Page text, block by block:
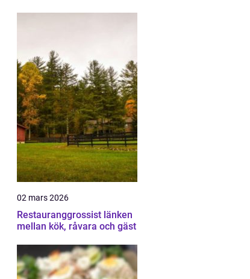
02 mars 2026
Restauranggrossist länken
mellan kök, råvara och gäst